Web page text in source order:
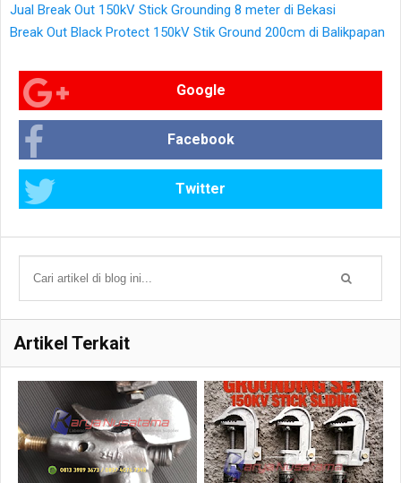
Jual Break Out 150kV Stick Grounding 8 meter di Bekasi
Break Out Black Protect 150kV Stik Ground 200cm di Balikpapan
Google
Facebook
Twitter
Artikel Terkait